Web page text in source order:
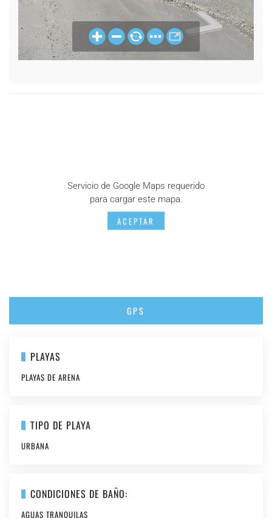
Servicio de Google Maps requerido
para cargar este mapa.
ACEPTAR
GPS
PLAYAS
PLAYAS DE ARENA
TIPO DE PLAYA
URBANA
CONDICIONES DE BAÑO:
AGUAS TRANQUILAS